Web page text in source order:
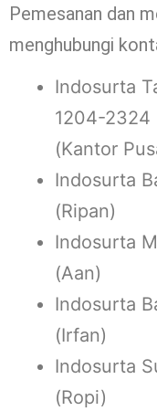
Pemesanan dan
menghubungi
Indosurta
1204-2324
(Kantor
Indosurta
(Ripan)
Indosurta
(Aan)
Indosurta
(Irfan)
Indosurta
(Ropi)